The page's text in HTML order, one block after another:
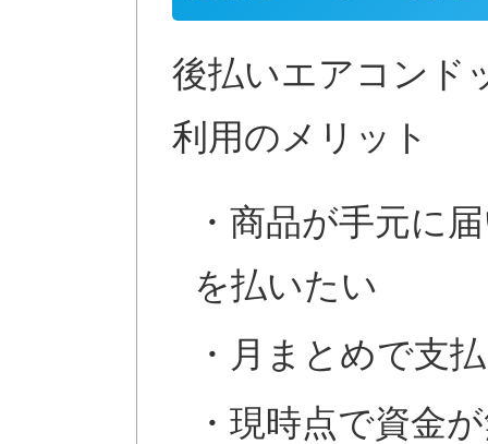
後払いエアコンド
利用のメリット
・商品が手元に
を払いたい
・月まとめで支
・現時点で資金